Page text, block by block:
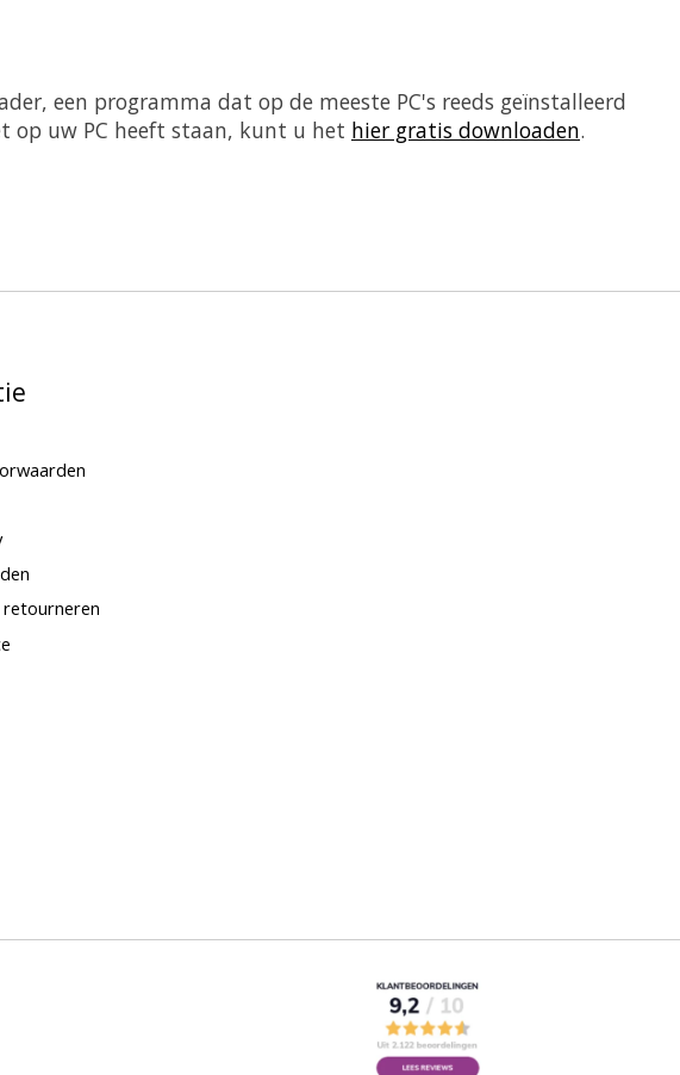
een programma dat op de meeste PC's reeds geïnstalleerd
op uw PC heeft staan, kunt u het hier gratis downloaden.